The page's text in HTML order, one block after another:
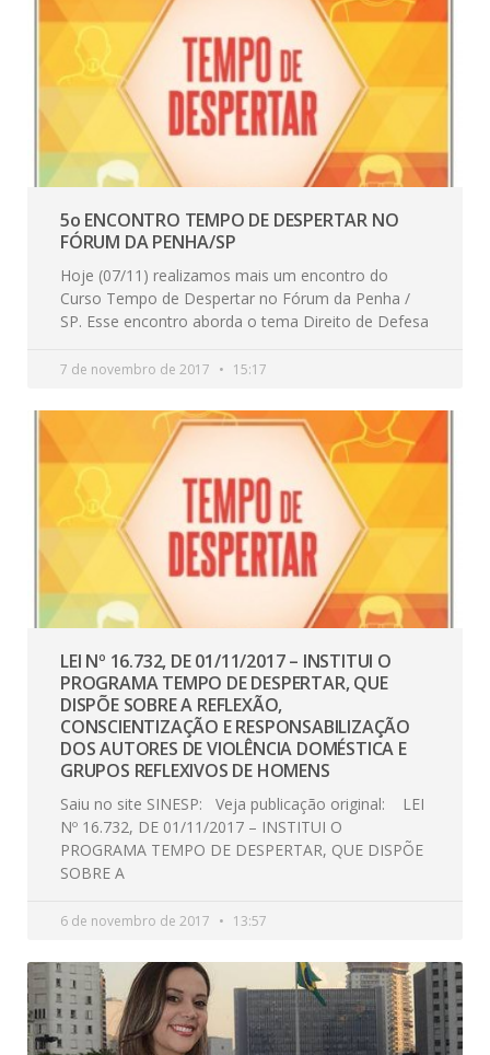
5o ENCONTRO TEMPO DE DESPERTAR NO
FÓRUM DA PENHA/SP
Hoje (07/11) realizamos mais um encontro do
Curso Tempo de Despertar no Fórum da Penha /
SP. Esse encontro aborda o tema Direito de Defesa
7 de novembro de 2017 15:17
LEI Nº 16.732, DE 01/11/2017 – INSTITUI O
PROGRAMA TEMPO DE DESPERTAR, QUE
DISPÕE SOBRE A REFLEXÃO,
CONSCIENTIZAÇÃO E RESPONSABILIZAÇÃO
DOS AUTORES DE VIOLÊNCIA DOMÉSTICA E
GRUPOS REFLEXIVOS DE HOMENS
Saiu no site SINESP: Veja publicação original: LEI
Nº 16.732, DE 01/11/2017 – INSTITUI O
PROGRAMA TEMPO DE DESPERTAR, QUE DISPÕE
SOBRE A
6 de novembro de 2017 13:57